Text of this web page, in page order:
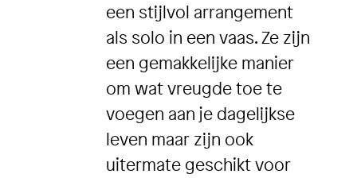
een stijlvol arrangement
als solo in een vaas. Ze zijn
een gemakkelijke manier
om wat vreugde toe te
voegen aan je dagelijkse
leven maar zijn ook
uitermate geschikt voor